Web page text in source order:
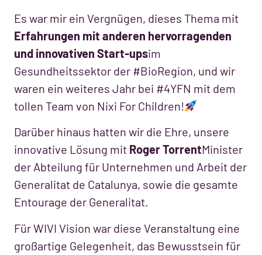
Es war mir ein Vergnügen, dieses Thema mit
Erfahrungen mit anderen hervorragenden
und innovativen Start-upsim
Gesundheitssektor der #BioRegion, und wir
waren ein weiteres Jahr bei #4YFN mit dem
tollen Team von Nixi For Children!
Darüber hinaus hatten wir die Ehre, unsere
innovative Lösung mit Roger TorrentMinister
der Abteilung für Unternehmen und Arbeit der
Generalitat de Catalunya, sowie die gesamte
Entourage der Generalitat.
Für WIVI Vision war diese Veranstaltung eine
großartige Gelegenheit, das Bewusstsein für